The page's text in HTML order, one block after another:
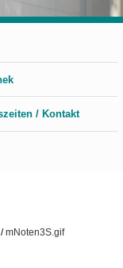
/ Kontakt
/mNoten3S.gif